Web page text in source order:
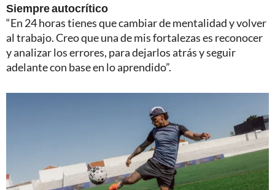
Siempre autocrítico
“En 24 horas tienes que cambiar de mentalidad y volver
al trabajo. Creo que una de mis fortalezas es reconocer
y analizar los errores, para dejarlos atrás y seguir
adelante con base en lo aprendido”.